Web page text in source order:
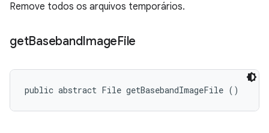
Remove todos os arquivos temporários.
getBasebandImageFile
public abstract File getBasebandImageFile ()